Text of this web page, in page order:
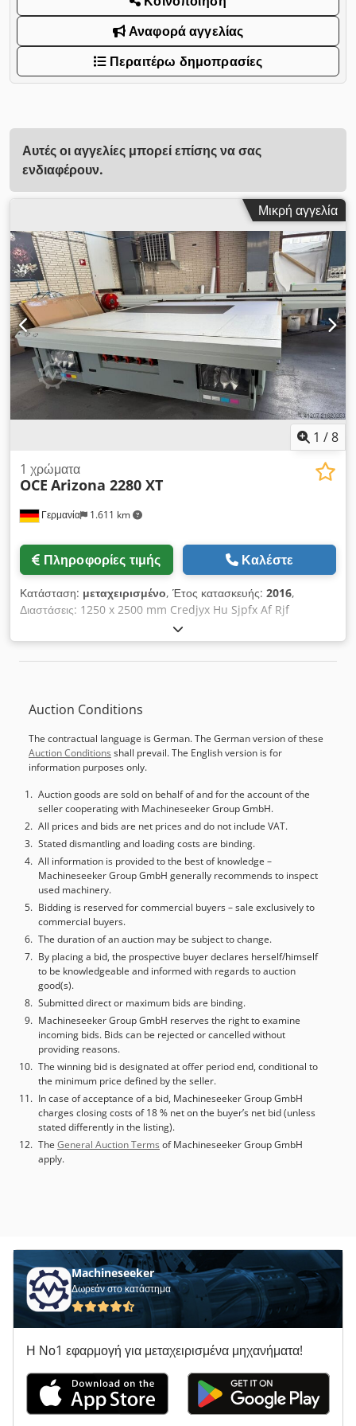
Αναφορά αγγελίας
Περαιτέρω δημοπρασίες
Αυτές οι αγγελίες μπορεί επίσης να σας
ενδιαφέρουν.
Μικρή αγγελία
1 /8
Γερμανία 1.611 km
1 χρώματα
OCE Arizona 2280 XT
Πληροφορίες τιμής Καλέστε
Κατάσταση: μεταχειρισμένο, Έτος κατασκευής: 2016,
Διαστάσεις: 1250 x 2500 mm Credjyx Hu Sjpfx Af Rjf
Εξοπλισμός: Αριθμός δοχείων μελανιού: 8 Κανάλια χρωμάτων:
8 Αριθμός εκτυπωτικών κεφαλών: 16 Τύπος ρεύματος εισόδου:
Εναλλασσόμενο ρεύμα (AC) Συνολικό βάρος: 1.410 kg
Auction Conditions
The contractual language is German. The German version of these
Auction Conditions shall prevail. The English version is for
information purposes only.
Auction goods are sold on behalf of and for the account of the
seller cooperating with Machineseeker Group GmbH.
All prices and bids are net prices and do not include VAT.
Stated dismantling and loading costs are binding.
All information is provided to the best of knowledge –
Machineseeker Group GmbH generally recommends to inspect
used machinery.
Bidding is reserved for commercial buyers – sale exclusively to
commercial buyers.
The duration of an auction may be subject to change.
By placing a bid, the prospective buyer declares herself/himself
to be knowledgeable and informed with regards to auction
good(s).
Submitted direct or maximum bids are binding.
Machineseeker Group GmbH reserves the right to examine
incoming bids. Bids can be rejected or cancelled without
providing reasons.
The winning bid is designated at offer period end, conditional to
the minimum price defined by the seller.
In case of acceptance of a bid, Machineseeker Group GmbH
charges closing costs of 18 % net on the buyer’s net bid (unless
stated differently in the listing).
The General Auction Terms of Machineseeker Group GmbH
apply.
Machineseeker
Δωρεάν στο κατάστημα
Η Νο1 εφαρμογή για μεταχειρισμένα μηχανήματα!